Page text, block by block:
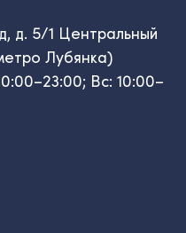
д. 5/1 Центральный
Лубянка)
Вс: 10:00–